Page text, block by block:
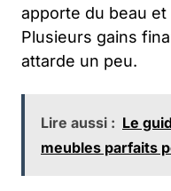
apporte du beau
Plusieurs gains
attarde un peu.
Lire aussi : Le
meubles parfaits